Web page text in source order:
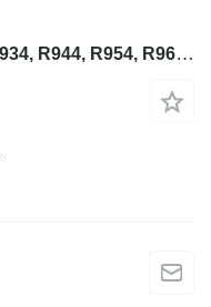
6205040 sensor para Liebherr R934, R944, R954, R964 excavadora